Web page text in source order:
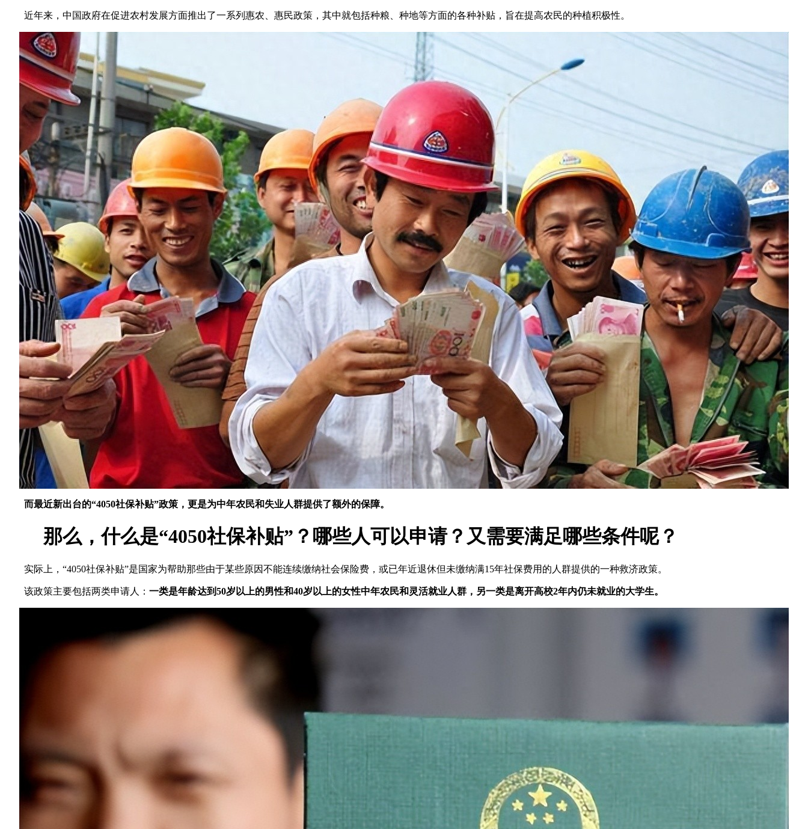
近年来，中国政府在促进农村发展方面推出了一系列惠农、惠民政策，其中就包括种粮、种地等方面的各种补贴，旨在提高农民的种植积极性。
而最近新出台的“4050社保补贴”政策，更是为中年农民和失业人群提供了额外的保障。
那么，什么是“4050社保补贴”？哪些人可以申请？又需要满足哪些条件呢？
实际上，“4050社保补贴”是国家为帮助那些由于某些原因不能连续缴纳社会保险费，或已年近退休但未缴纳满15年社保费用的人群提供的一种救济政策。
该政策主要包括两类申请人： 一类是年龄达到50岁以上的男性和40岁以上的女性中年农民和灵活就业人群，另一类是离开高校2年内仍未就业的大学生。